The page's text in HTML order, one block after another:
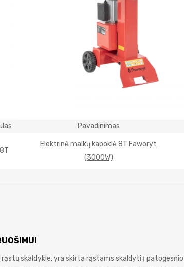
Pavadinimas
Elektrinė malkų kapoklė 8T Faworyt
(3000W)
rąstų skaldykle, yra skirta rąstams skaldyti į patogesnio